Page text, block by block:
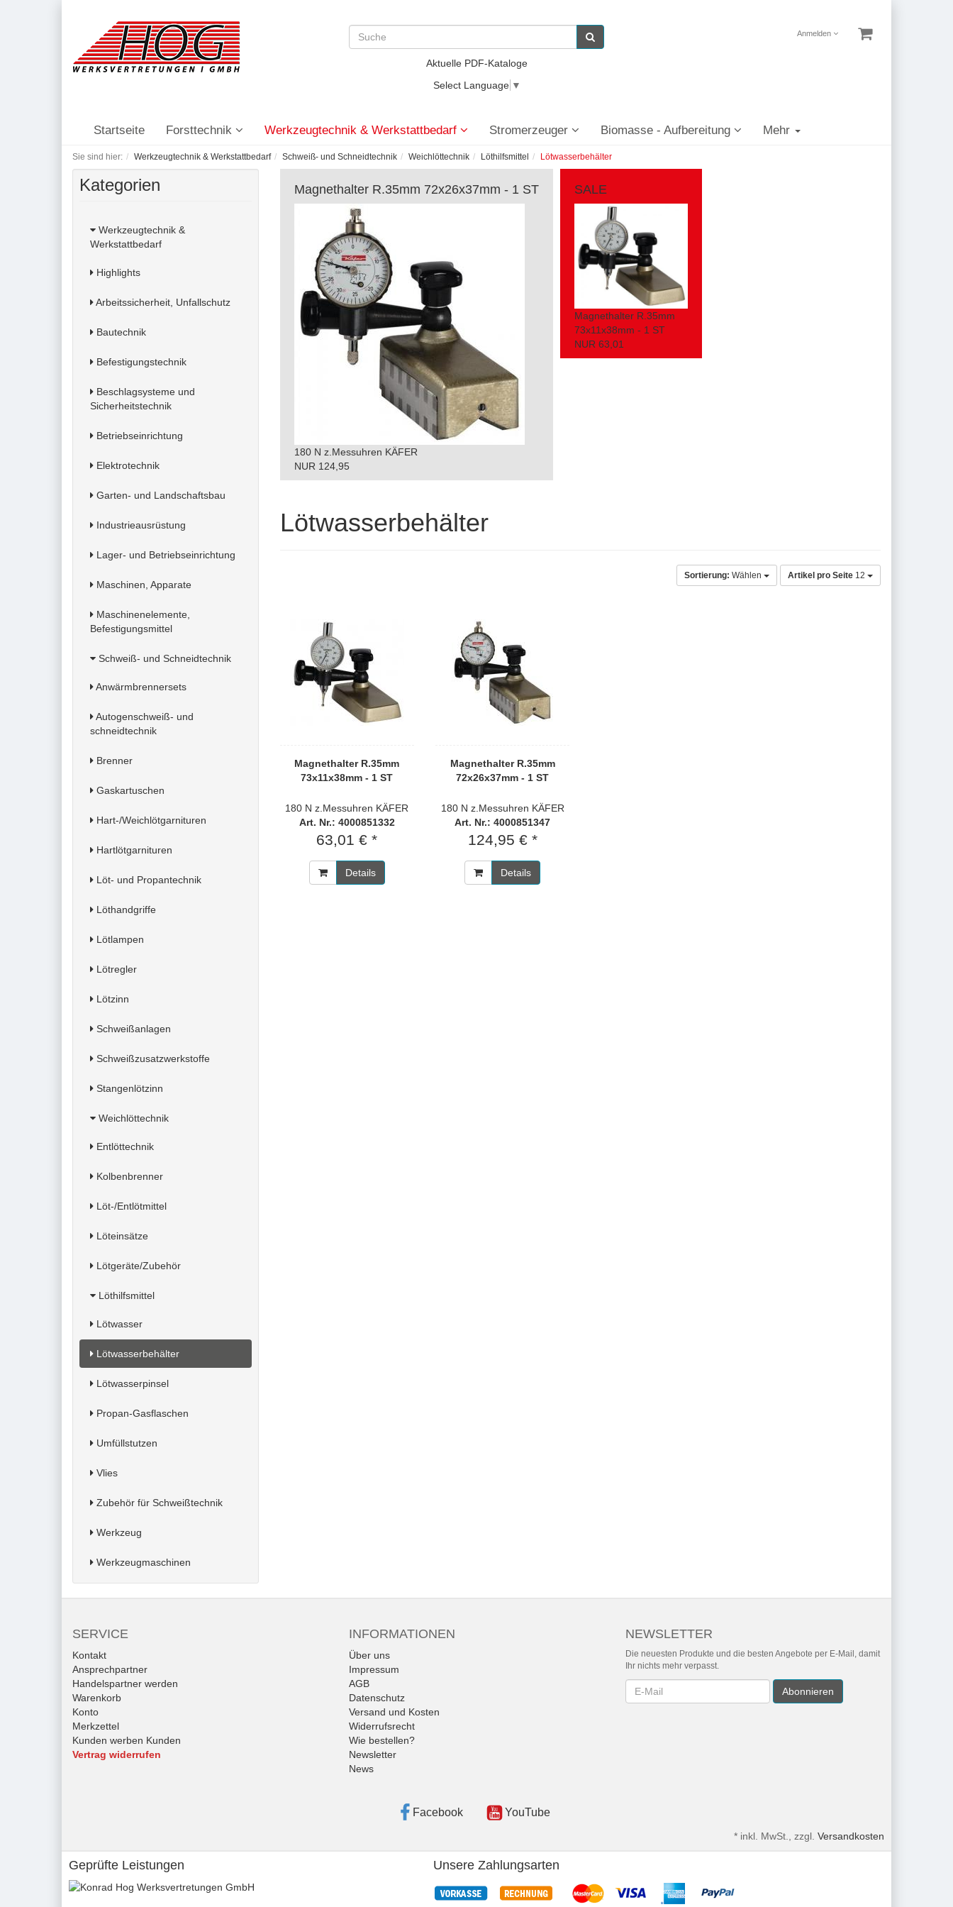
Anmelden
Aktuelle PDF-Kataloge
Select Language ▼
Startseite Forsttechnik Werkzeugtechnik & Werkstattbedarf Stromerzeuger Biomasse - Aufbereitung Mehr
Sie sind hier: Werkzeugtechnik & Werkstattbedarf Schweiß- und Schneidtechnik Weichlöttechnik Löthilfsmittel Lötwasserbehälter
Kategorien
Werkzeugtechnik &
Werkstattbedarf
Highlights
Arbeitssicherheit, Unfallschutz
Bautechnik
Befestigungstechnik
Beschlagsysteme und
Sicherheitstechnik
Betriebseinrichtung
Elektrotechnik
Garten- und Landschaftsbau
Industrieausrüstung
Lager- und Betriebseinrichtung
Maschinen, Apparate
Maschinenelemente,
Befestigungsmittel
Schweiß- und Schneidtechnik
Anwärmbrennersets
Autogenschweiß- und
schneidtechnik
Brenner
Gaskartuschen
Hart-/Weichlötgarnituren
Hartlötgarnituren
Löt- und Propantechnik
Löthandgriffe
Lötlampen
Lötregler
Lötzinn
Schweißanlagen
Schweißzusatzwerkstoffe
Stangenlötzinn
Weichlöttechnik
Entlöttechnik
Kolbenbrenner
Löt-/Entlötmittel
Löteinsätze
Lötgeräte/Zubehör
Löthilfsmittel
Lötwasser
Lötwasserbehälter
Lötwasserpinsel
Propan-Gasflaschen
Umfüllstutzen
Vlies
Zubehör für Schweißtechnik
Werkzeug
Werkzeugmaschinen
Magnethalter R.35mm 72x26x37mm - 1 ST
180 N z.Messuhren KÄFER
NUR 124,95
SALE
Magnethalter R.35mm
73x11x38mm - 1 ST
NUR 63,01
Lötwasserbehälter
Sortierung: Wählen Artikel pro Seite 12
Magnethalter R.35mm
73x11x38mm - 1 ST
180 N z.Messuhren KÄFER
Art. Nr.: 4000851332
63,01 € *
Details
Magnethalter R.35mm
72x26x37mm - 1 ST
180 N z.Messuhren KÄFER
Art. Nr.: 4000851347
124,95 € *
Details
SERVICE
Kontakt
Ansprechpartner
Handelspartner werden
Warenkorb
Konto
Merkzettel
Kunden werben Kunden
Vertrag widerrufen
INFORMATIONEN
Über uns
Impressum
AGB
Datenschutz
Versand und Kosten
Widerrufsrecht
Wie bestellen?
Newsletter
News
NEWSLETTER
Die neuesten Produkte und die besten Angebote per E-Mail, damit
Ihr nichts mehr verpasst.
Newsletter Abonnieren
Facebook YouTube
* inkl. MwSt., zzgl. Versandkosten
Geprüfte Leistungen Unsere Zahlungsarten